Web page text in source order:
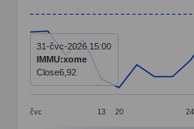
The chart has 1 X axis
The chart has 1 Y axis
čvc 13 20 24
31-čvc-2026 15:00
IMMU:xome
Close6,92